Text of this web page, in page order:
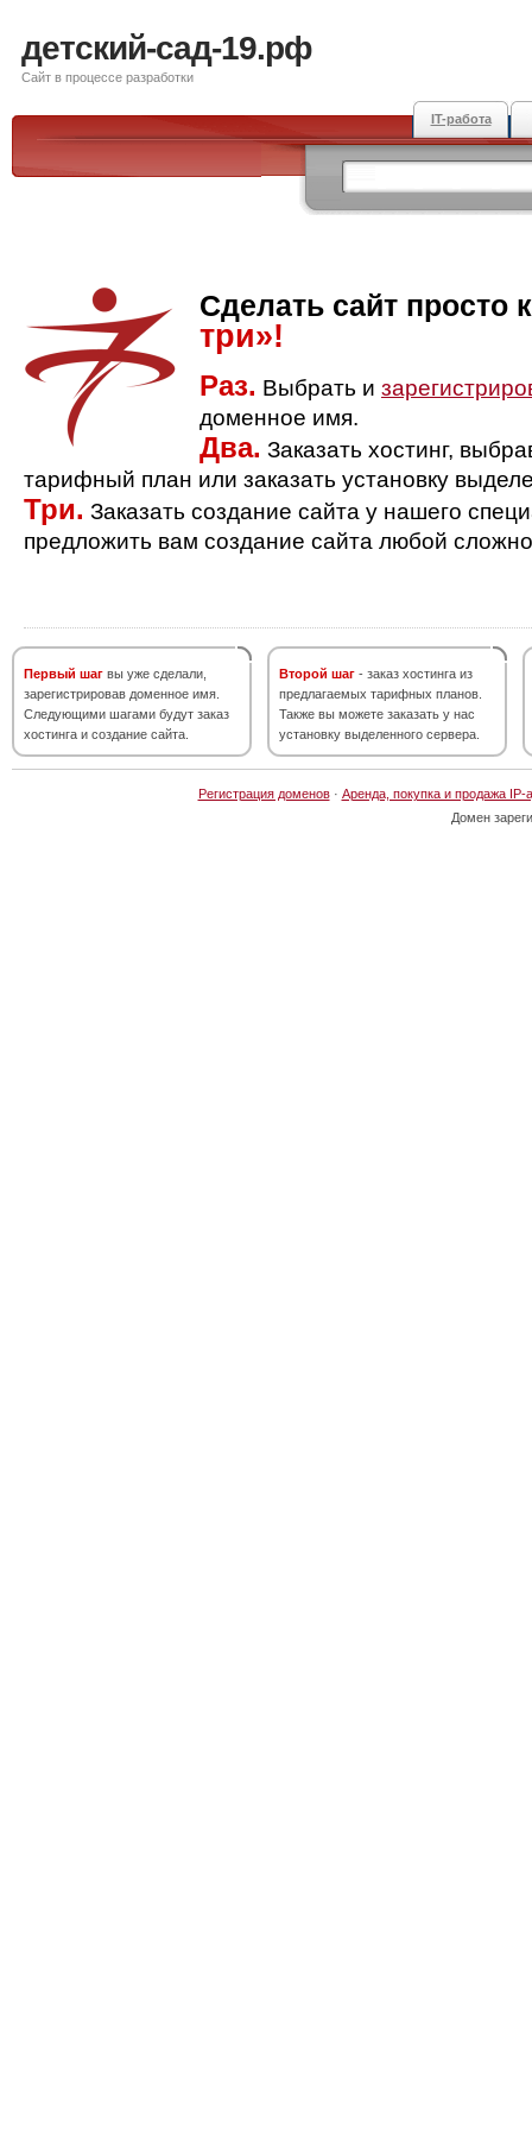
детский-сад-19.рф
Сайт в процессе разработки
IT-работа
Сделать сайт просто
три»!
Раз. Выбрать и
доменное имя.
Два. Заказать хостинг,
тарифный план или заказать установку
Три. Заказать создание сайта у нашего
предложить вам создание сайта любой
Первый шаг вы уже сделали,
зарегистрировав доменное имя.
Следующими шагами будут заказ
хостинга и создание сайта.
Второй шаг - заказ хостинга из
предлагаемых тарифных планов.
Также вы можете заказать у нас
установку выделенного сервера.
Регистрация доменов· Аренда, покупка и продажа IP-
Домен